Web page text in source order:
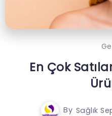
En Çok
By Sağlık